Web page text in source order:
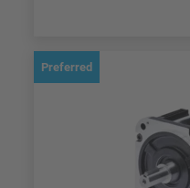
Preferred